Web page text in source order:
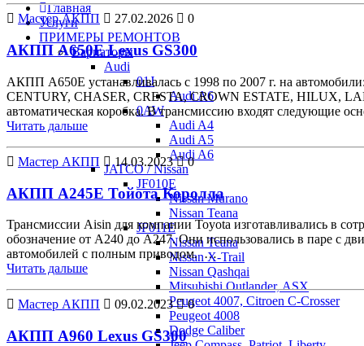
Главная
Услуги
ПРИМЕРЫ РЕМОНТОВ
Вариаторы
Audi
01J
Audi A6
0AW
Audi A4
Audi A5
Audi A6
JATCO / Nissan
JF010E
Nissan Murano
Nissan Teana
JF011E
Nissan Teana
Nissan X-Trail
Nissan Qashqai
Mitsubishi Outlander, ASX
Peugeot 4007, Citroen C-Crosser
Peugeot 4008
Dodge Caliber
Мастер АКПП 27.02.2026 0
АКПП A650E Lexus GS300
АКПП A650E устанавливалась с 1998 по 2007 г. на
CENTURY, CHASER, CRESTA, CROWN ESTATE, HILUX,
автоматическая коробка. В трансмиссию входят следующие
Читать дальше
Мастер АКПП 14.03.2023 0
АКПП A245E Тойота Королла
Трансмиссии Aisin для компании Toyota изготавливались в
обозначение от А240 до А247. Они использовались в паре с
автомобилей с полным приводом. …
Читать дальше
Мастер АКПП 09.02.2023 0
АКПП A960 Lexus GS300